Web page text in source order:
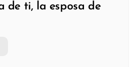
de ti, la esposa de